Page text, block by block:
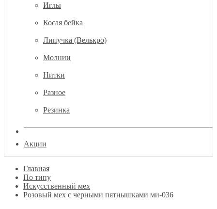
Иглы
Косая бейка
Липучка (Велькро)
Молнии
Нитки
Разное
Резинка
Акции
Главная
По типу
Искусственный мех
Розовый мех с черными пятнышками ми-036